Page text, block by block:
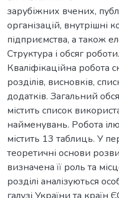
зарубіжних вчених,
організацій, внутрішні
підприємства, а також
Структура і обсяг роботи.
Кваліфікаційна робота
розділів, висновків,
додатків. Загальний
містить список
найменувань. Робота
містить 13 таблиць. У
теоретичні основи
визначена її роль та
розділі аналізуються